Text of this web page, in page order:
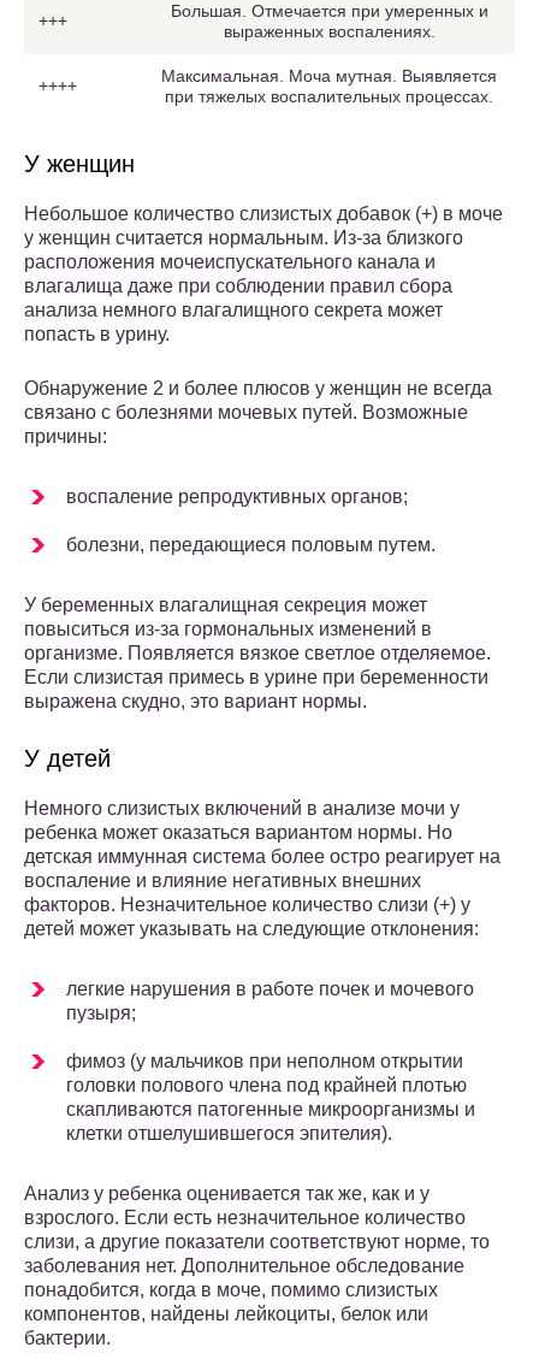
+++
Большая. Отмечается при умеренных и
выраженных воспалениях.
++++
Максимальная. Моча мутная. Выявляется
при тяжелых воспалительных процессах.
У женщин
Небольшое количество слизистых добавок (+) в моче
у женщин считается нормальным. Из-за близкого
расположения мочеиспускательного канала и
влагалища даже при соблюдении правил сбора
анализа немного влагалищного секрета может
попасть в урину.
Обнаружение 2 и более плюсов у женщин не всегда
связано с болезнями мочевых путей. Возможные
причины:
воспаление репродуктивных органов;
болезни, передающиеся половым путем.
У беременных влагалищная секреция может
повыситься из-за гормональных изменений в
организме. Появляется вязкое светлое отделяемое.
Если слизистая примесь в урине при беременности
выражена скудно, это вариант нормы.
У детей
Немного слизистых включений в анализе мочи у
ребенка может оказаться вариантом нормы. Но
детская иммунная система более остро реагирует на
воспаление и влияние негативных внешних
факторов. Незначительное количество слизи (+) у
детей может указывать на следующие отклонения:
легкие нарушения в работе почек и мочевого
пузыря;
фимоз (у мальчиков при неполном открытии
головки полового члена под крайней плотью
скапливаются патогенные микроорганизмы и
клетки отшелушившегося эпителия).
Анализ у ребенка оценивается так же, как и у
взрослого. Если есть незначительное количество
слизи, а другие показатели соответствуют норме, то
заболевания нет. Дополнительное обследование
понадобится, когда в моче, помимо слизистых
компонентов, найдены лейкоциты, белок или
бактерии.